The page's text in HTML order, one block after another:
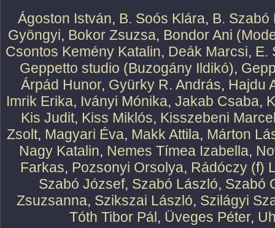
Ágoston István, B. Soós Klára, B. Szabó
Gyöngyi, Bokor Zsuzsa, Bondor Ani
Csontos Kemény Katalin, Deák Marcsi, E.
Geppetto studio (Buzogány Ildikó),
Árpád Hunor, Gyürky R. András, Hajdu
Imrik Erika, Iványi Mónika, Jakab Csaba,
Kis Judit, Kiss Miklós, Kisszebeni
Zsolt, Magyari Éva, Makk Attila, Márton
Nagy Katalin, Nemes Tímea Izabella,
Farkas, Pozsonyi Orsolya, Rádóczy (f)
Szabó József, Szabó László, Szabó
Zsuzsanna, Szikszai László, Szilágyi
Tóth Tibor Pál, Üveges Péter,